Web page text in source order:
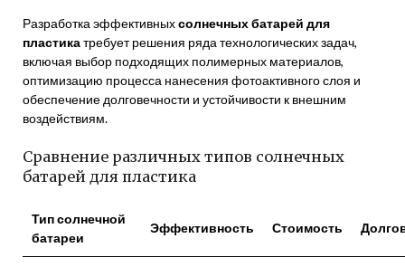
Разработка эффективныхсолнечных батарей для
пластикатребует решения ряда технологических задач,
включая выбор подходящих полимерных материалов,
оптимизацию процесса нанесения фотоактивного слоя и
обеспечение долговечности и устойчивости к внешним
воздействиям.
Сравнение различных типов солнечных
батарей для пластика
Тип солнечной
батареи
Эффективность Стоимость